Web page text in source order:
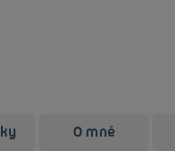
O mně